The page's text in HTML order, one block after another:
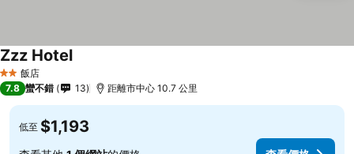
2 星級飯店
Zzz Hotel查看價格
7.8 蠻不錯 13 距離市中心 10.7 公里
低至 $1,193